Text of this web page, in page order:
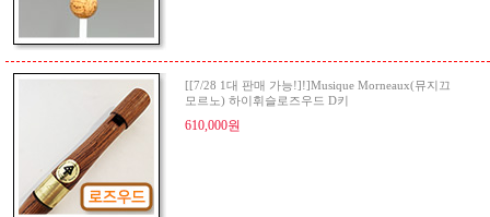
[[7/28 1대 판매 가능!]!]Musique Morneaux(뮤지끄
모르노) 하이휘슬로즈우드 D키
610,000원